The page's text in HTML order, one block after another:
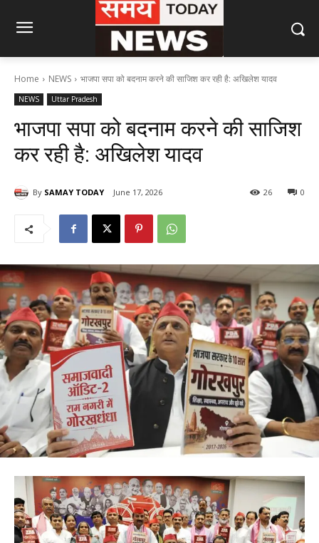
Home NEWS भाजपा सपा को बदनाम करने की साजिश कर रही है: अखिलेश यादव
NEWS Uttar Pradesh
भाजपा सपा को बदनाम करने की साजिश
कर रही है: अखिलेश यादव
By SAMAY TODAY June 17, 2026 0
26